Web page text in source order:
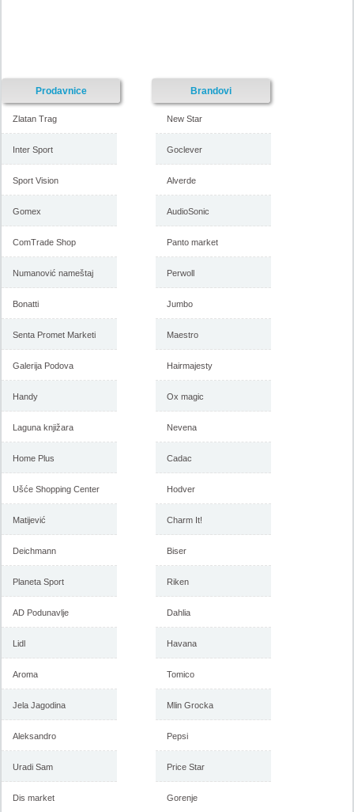
april 2018
januar 2018
nameštaja, katalog 7-31.
Prodavnice
Zlatan Trag
Inter Sport
Sport Vision
Gomex
ComTrade Shop
Numanović nameštaj
Bonatti
Senta Promet Marketi
Galerija Podova
Handy
Laguna knjižara
Home Plus
Ušće Shopping Center
Matijević
Deichmann
Planeta Sport
AD Podunavlje
Lidl
Aroma
Jela Jagodina
Aleksandro
Uradi Sam
Dis market
Brandovi
New Star
Goclever
Alverde
AudioSonic
Panto market
Perwoll
Jumbo
Maestro
Hairmajesty
Ox magic
Nevena
Cadac
Hodver
Charm It!
Biser
Riken
Dahlia
Havana
Tomico
Mlin Grocka
Pepsi
Price Star
Gorenje